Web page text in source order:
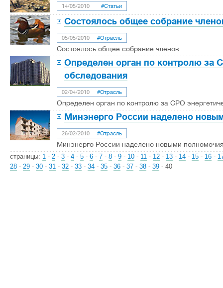
14/05/2010 #Статьи
Состоялось общее собрание
05/05/2010 #Отрасль
Состоялось общее собрание членов
Определен орган по контролю за
обследования
02/04/2010 #Отрасль
Определен орган по контролю за СРО
Минэнерго России наделено
26/02/2010 #Отрасль
Минэнерго России наделено новыми
страницы: 1 - 2 - 3 - 4 - 5 - 6 - 7 - 8 - 9 - 10 - 11 - 12 - 13 - 14 - 15 - 16 -
28 - 29 - 30 - 31 - 32 - 33 - 34 - 35 - 36 - 37 - 38 - 39 - 40